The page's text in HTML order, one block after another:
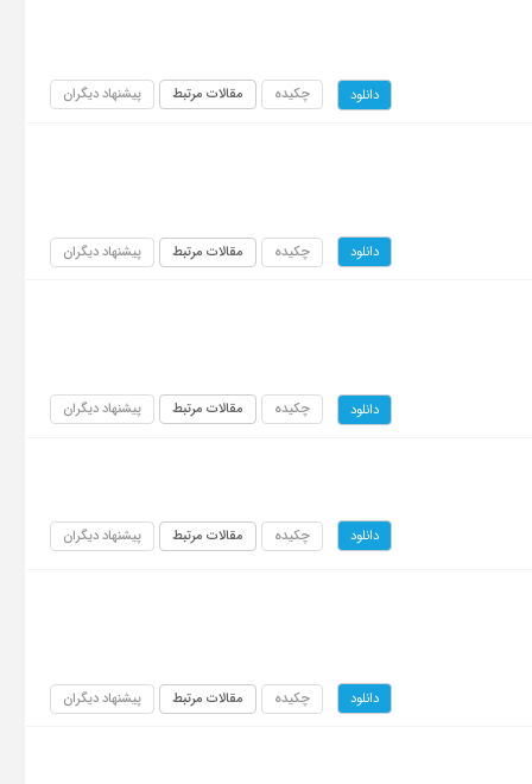
دانلود چکیده مقالات مرتبط پیشنهاد دیگران
دانلود چکیده مقالات مرتبط پیشنهاد دیگران
دانلود چکیده مقالات مرتبط پیشنهاد دیگران
دانلود چکیده مقالات مرتبط پیشنهاد دیگران
دانلود چکیده مقالات مرتبط پیشنهاد دیگران